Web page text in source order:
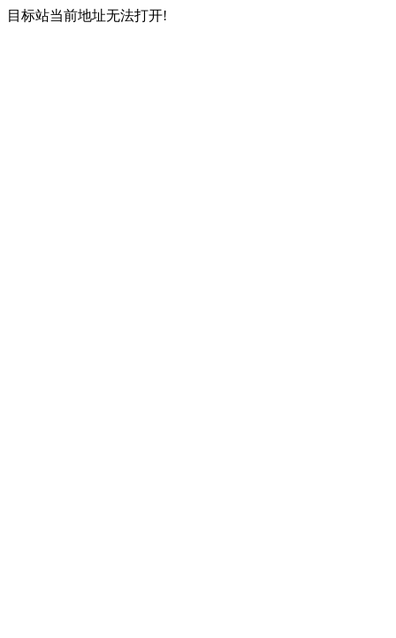
目标站当前地址无法打开!